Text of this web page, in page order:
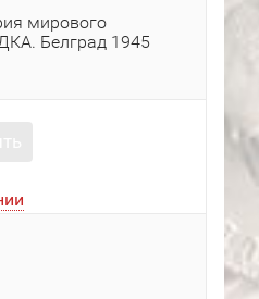
мирового
Белград 1945